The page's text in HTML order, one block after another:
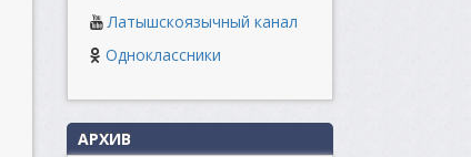
Латышскоязычный канал
Одноклассники
АРХИВ